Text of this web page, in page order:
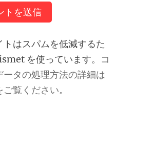
トはスパムを低減するた
を使っています。 コ
ータの処理方法の詳細は
ご覧ください。